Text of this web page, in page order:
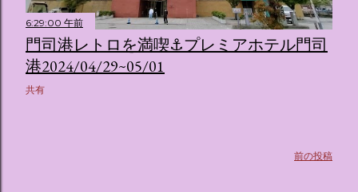
ト ：ピンクを基調とした華やかなエントランスロビーでルー
ムキーを受け取り、まるでホテルに滞在するかのような没入
感を味わいながら進んでいきます。ロビーではお花をまとっ
たポムポムプリンが出迎えてくれます。 幻想的な共有スペー
（舞踏会）、さらには本物の砂を使ったピンク色の美しいビ
（テーマルーム）」 イベントの目玉となるのが、サンリオの
6:29:00 午前
門司港レトロを満喫⚓プレミアホテル門司
港2024/04/29~05/01
共有
前の投稿